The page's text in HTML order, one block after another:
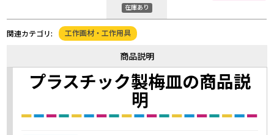
在庫あり
関連カテゴリ: 工作画材・工作用具
商品説明
プラスチック製梅皿の商品説
明